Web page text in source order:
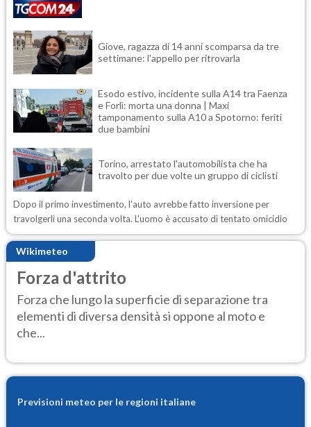
Giove, ragazza di 14 anni scomparsa da tre
settimane: l'appello per ritrovarla
Esodo estivo, incidente sulla A14 tra Faenza
e Forlì: morta una donna | Maxi
tamponamento sulla A10 a Spotorno: feriti
due bambini
Torino, arrestato l'automobilista che ha
travolto per due volte un gruppo di ciclisti
Dopo il primo investimento, l'auto avrebbe fatto inversione per
travolgerli una seconda volta. L'uomo è accusato di tentato omicidio
Wikimeteo
Forza d'attrito
Forza che lungo la superficie di separazione tra
elementi di diversa densità si oppone al moto e
che...
Previsioni meteo per le regioni italiane